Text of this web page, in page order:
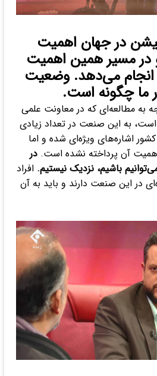
در جهان اهمیت
مسیر همین اهمیت
انجام می‌دهد. وضعیت
ما چگونه است.
مطالعه‌ای که در معاونت علمی
به این صنعت در تعداد زیادی
کشور اشاره‌های ویژه‌ای شده و اما
اهمیت آن پرداخته نشده است. در
باشیم، نزدیک نیستیم. افراد
این صنعت دارند و باید به آن